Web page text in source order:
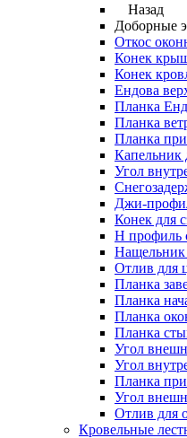
Назад
Доборные
Откос
Конек
Конек
Ендова
Планка
Планка
Планка
Капельник
Угол
Джи-
Конек для
Н профиль
Нащельник
Отлив для
Планка
Планка
Планка
Планка
Угол
Угол
Планка
Угол
Отлив для
Кровельные